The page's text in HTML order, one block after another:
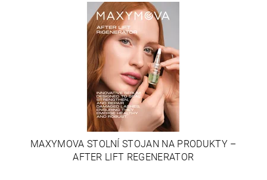
MAXYMOVA STOLNÍ STOJAN NA PRODUKTY –
AFTER LIFT REGENERATOR